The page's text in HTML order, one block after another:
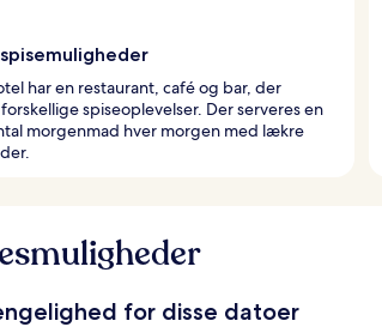
har en restaurant, café og bar, der
spiseoplevelser. Der serveres en
morgenmad hver morgen med lækre
for disse datoer